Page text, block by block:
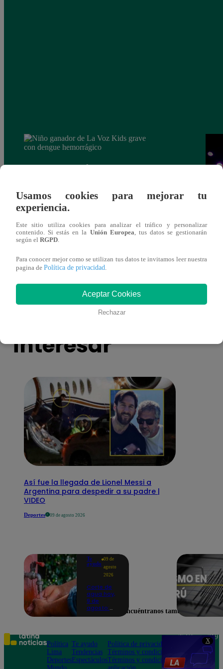
X
Niño ganador de La Voz Kids grave con
dengue hemorrágico
Eva
También te puede
interesar
Así fue la llegada de Lionel Messi a
Argentina para despedir a su padre |
VIDEO
Deportes 09 de agosto 2026
Te
ayudo
09 de
agosto
2026
Corte de
agua hoy,
9 de
agosto:
sin el
servicio de
Sedapal
Usamos cookies para mejorar tu
experiencia.
Este sitio utiliza cookies para analizar el tráfico y personalizar
contenido. Si estás en la Unión Europea , tus datos se gestionarán
según el RGPD
Para conocer mejor como se utilizan tus datos te invitamos leer nuestra
pagina de Política de privacidad
Aceptar Cookies
Rechazar
Encuéntranos también en
Política
Lima
Deportes
Te ayudo
Tendencias
Espectáculos
Política de privacidad
Términos y condiciones
Términos y condiciones
Teléfono: 219
Av. San
Felipe 968